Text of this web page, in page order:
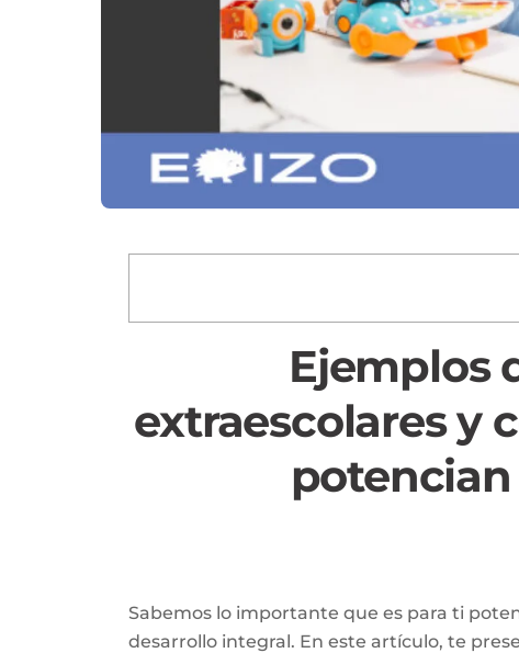
Ejemplos
extraescolares y
Sabemos lo importante que es para ti
desarrollo integral. En este artículo, te